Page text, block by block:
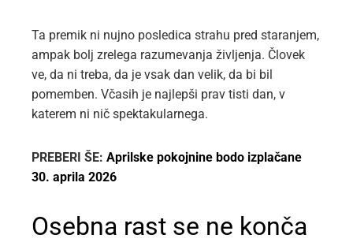
Ta premik ni nujno posledica strahu pred staranjem,
ampak bolj zrelega razumevanja življenja. Človek
ve, da ni treba, da je vsak dan velik, da bi bil
pomemben. Včasih je najlepši prav tisti dan, v
katerem ni nič spektakularnega.
PREBERI ŠE: Aprilske pokojnine bodo izplačane
30. aprila 2026
Osebna rast se ne konča